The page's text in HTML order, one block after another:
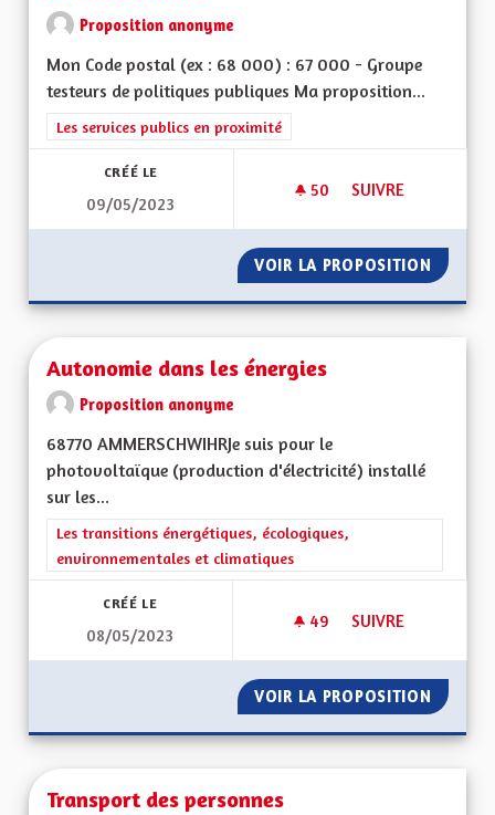
Proposition anonyme
Mon Code postal (ex : 68 000) : 67 000 - Groupe
testeurs de politiques publiques Ma proposition...
Filtrer les résultats de la catégorie : Les services publics en
Les services publics en proximité
CRÉÉ LE
09/05/2023
50 50 ABONNÉS
SUIVRE
VOIR LA PROPOSITION
Autonomie dans les énergies
Proposition anonyme
68770 AMMERSCHWIHRJe suis pour le
photovoltaïque (production d'électricité) installé
sur les...
Filtrer les résultats de la catégorie : Les transitions
Les transitions énergétiques, écologiques,
environnementales et climatiques
CRÉÉ LE
08/05/2023
49 49 ABONNÉS
SUIVRE
VOIR LA PROPOSITION
Transport des personnes